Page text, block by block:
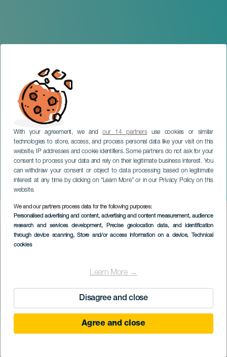
With your agreement, we andour 14 partnersuse cookies or similar
technologies to store, access, and process personal data like your visit on this
website, IP addresses and cookie identifiers. Some partners do not ask for your
consent to process your data and rely on their legitimate business interest. You
can withdraw your consent or object to data processing based on legitimate
interest at any time by clicking on “Learn More” or in our Privacy Policy on this
website.
We and our partners process data for the following purposes:
Personalised advertising and content, advertising and content measurement, audience
research and services development, Precise geolocation data, and identification
through device scanning, Store and/or access information on a device, Technical
cookies
Learn More →
Disagree and close
Agree and close
Ola de letras
GRAN CANARIA
Imagen
Listado